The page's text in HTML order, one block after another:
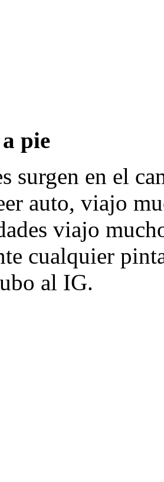
pie
surgen en el
auto, viajo
viajo
cualquier
al IG.